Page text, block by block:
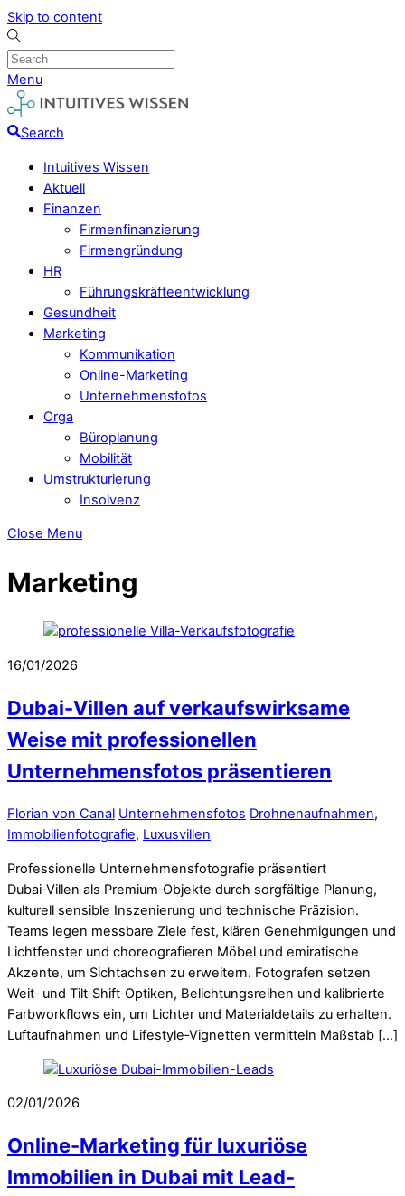
Skip to content
Menu
Search
Intuitives Wissen
Aktuell
Finanzen
Firmenfinanzierung
Firmengründung
HR
Führungskräfteentwicklung
Gesundheit
Marketing
Kommunikation
Online-Marketing
Unternehmensfotos
Orga
Büroplanung
Mobilität
Umstrukturierung
Insolvenz
Close Menu
Marketing
16/01/2026
Dubai-Villen auf verkaufswirksame
Weise mit professionellen
Unternehmensfotos präsentieren
Florian von Canal Unternehmensfotos Drohnenaufnahmen,
Immobilienfotografie, Luxusvillen
Professionelle Unternehmensfotografie präsentiert
Dubai‑Villen als Premium‑Objekte durch sorgfältige Planung,
kulturell sensible Inszenierung und technische Präzision.
Teams legen messbare Ziele fest, klären Genehmigungen und
Lichtfenster und choreografieren Möbel und emiratische
Akzente, um Sichtachsen zu erweitern. Fotografen setzen
Weit‑ und Tilt‑Shift‑Optiken, Belichtungsreihen und kalibrierte
Farbworkflows ein, um Lichter und Materialdetails zu erhalten.
Luftaufnahmen und Lifestyle‑Vignetten vermitteln Maßstab […]
02/01/2026
Online-Marketing für luxuriöse
Immobilien in Dubai mit Lead-